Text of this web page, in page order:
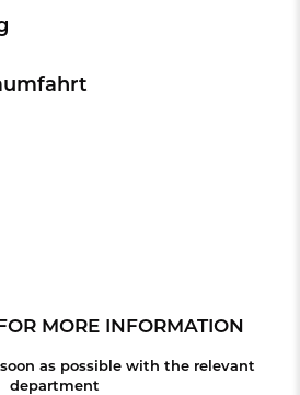
MORE INFORMATION
as possible with the relevant
department